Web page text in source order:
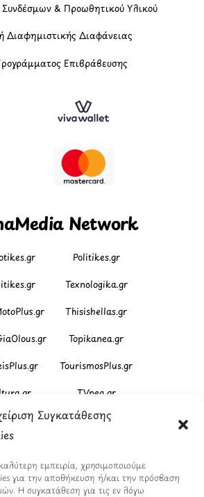
Συγκατάθεσης
εμπειρία, χρησιμοποιούμε
για την αποθήκευση ή/και την πρόσβαση
Η συγκατάθεση για τις εν λόγω
& Προωθητικού Υλικού
Διαφημιστικής Διαφάνειας
Επιβράβευσης
Network
Politikes.gr
Texnologika.gr
Thisishellas.gr
Topikanea.gr
TourismosPlus.gr
TVnea.gr
Upnow.gr
Xristianika.gr